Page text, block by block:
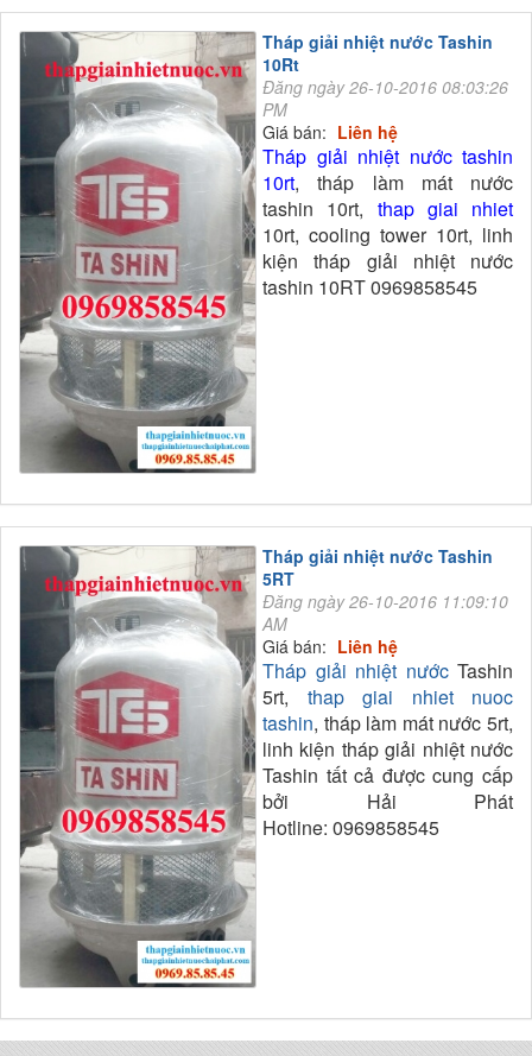
Tháp giải nhiệt nước Tashin
10Rt
Đăng ngày 26-10-2016 08:03:26
PM
Giá bán: Liên hệ
Tháp giải nhiệt nước tashin
10rt, tháp làm mát nước
tashin 10rt, thap giai nhiet
10rt, cooling tower 10rt, linh
kiện tháp giải nhiệt nước
tashin 10RT 0969858545
Tháp giải nhiệt nước Tashin
5RT
Đăng ngày 26-10-2016 11:09:10
AM
Giá bán: Liên hệ
Tháp giải nhiệt nướcTashin
5rt, thap giai nhiet nuoc
tashin, tháp làm mát nước 5rt,
linh kiện tháp giải nhiệt nước
Tashin tất cả được cung cấp
bởi Hải Phát
Hotline: 0969858545